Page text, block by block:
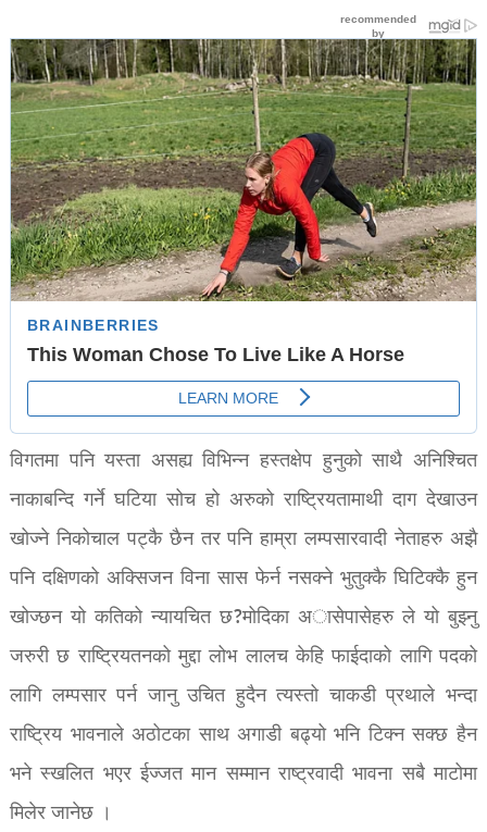
विगतमा पनि यस्ता असह्य विभिन्न हस्तक्षेप हुनुको साथै अनिश्चित
नाकाबन्दि गर्ने घटिया सोच हो अरुको राष्ट्रियतामाथी दाग देखाउन
खोज्ने निकोचाल पट्कै छैन तर पनि हाम्रा लम्पसारवादी नेताहरु अझै
पनि दक्षिणको अक्सिजन विना सास फेर्न नसक्ने भुतुक्कै घिटिक्कै हुन
खोज्छन यो कतिको न्यायचित छ?मोदिका अासेपासेहरु ले यो बुझ्नु
जरुरी छ राष्ट्रियतनको मुद्दा लोभ लालच केहि फाईदाको लागि पदको
लागि लम्पसार पर्न जानु उचित हुदैन त्यस्तो चाकडी प्रथाले भन्दा
राष्ट्रिय भावनाले अठोटका साथ अगाडी बढ्यो भनि टिक्न सक्छ हैन
भने स्खलित भएर ईज्जत मान सम्मान राष्ट्रवादी भावना सबै माटोमा
मिलेर जानेछ ।